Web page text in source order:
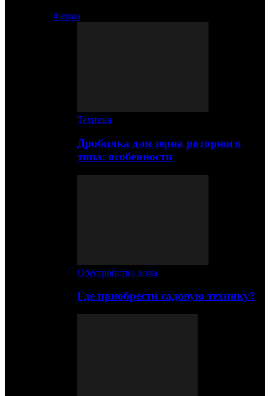
Ферма
Техника
Дробилка для зерна роторного
типа: особенности
Обустройство дома
Где приобрести садовую технику?